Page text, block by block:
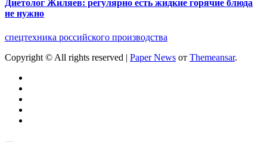
Диетолог Жиляев: регулярно есть жидкие горячие блюда
не нужно
спецтехника российского производства
Copyright © All rights reserved | Paper News от Themeansar.